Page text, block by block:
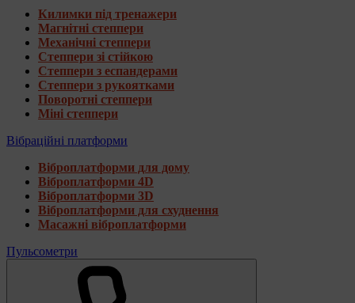
Килимки під тренажери
Магнітні степпери
Механічні степпери
Степпери зі стійкою
Степпери з еспандерами
Степпери з рукоятками
Поворотні степпери
Міні степпери
Вібраційні платформи
Віброплатформи для дому
Віброплатформи 4D
Віброплатформи 3D
Віброплатформи для схуднення
Масажні віброплатформи
Пульсометри